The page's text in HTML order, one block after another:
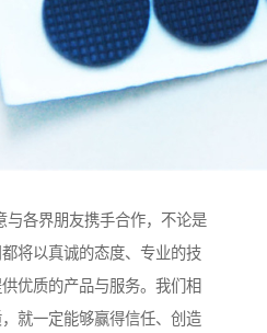
与各界朋友携手合作，不论是
将以真诚的态度、专业的技
优质的产品与服务。我们相
就一定能够赢得信任、创造